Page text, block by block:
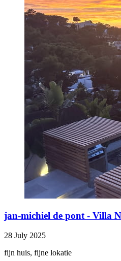
jan-michiel de pont - Villa
28 July 2025
fijn huis, fijne lokatie